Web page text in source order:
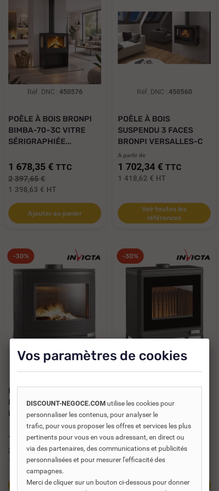
Réf. DNC : 450576
POÊLE À BOIS BRONPI
BIMBA-70-3C VITRE
SÉRIGRAPHIÉE...
1 678,35 € TTC
2 397,65 €
1 398,63 € HT
Ajouter au panier
Réf. DNC : 450560
POÊLE À BOIS
SUSPENDU 3 FACES
BRONPI VERSALLES-C
10 KW
A partir de
1 702,34 € TTC
1 418,62 € HT
Voir toutes les
références
-30%
Réf. DNC :
POÊLE À BOIS FONTE
KAORI 9 KW INVICTA -
P647844
1 718,81 € TTC
2 455,44 €
1 432,34 €HT
Ajouter au panier
-30%
KAZAN GA 9 KW INVICTA
- P610443
1 747,20 € TTC
2 496,00 €
1 456,00 €HT
Ajouter au panier
Vos paramètres de cookies
DISCOUNT-NEGOCE.COM utilise les cookies pour
personnaliser les contenus, pour analyser le
trafic, pour vous proposer les offres et services les plus
pertinents pour vous en vous adressant, en direct ou
via des partenaires, des communications et publicités
personnalisées et pour mesurer l'efficacité des
campagnes.
Merci de cliquer sur un bouton ci-dessous pour donner